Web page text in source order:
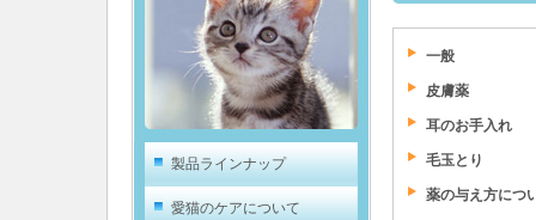
製品ラインナップ
愛猫のケアについて
一般
皮膚薬
耳のお手入れ
毛玉とり
薬の与え方につ